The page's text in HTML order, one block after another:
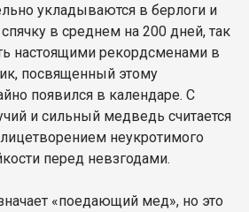
укладываются в берлоги и
в среднем на 200 дней, так
настоящими рекордсменами в
посвященный этому
появился в календаре. С
и сильный медведь считается
неукротимого
перед невзгодами.
«поедающий мед», но это